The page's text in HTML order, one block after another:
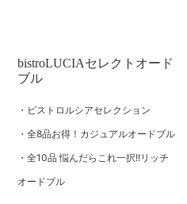
bistroLUCIAセレクトオード
ブル
ビストロルシアセレクション
全8品お得！カジュアルオードブル
全10品 悩んだらこれ一択!!リッチ
オードブル